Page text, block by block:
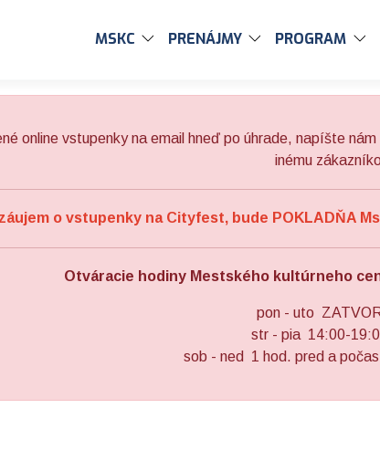
MSKC PRENÁJMY PROGRAM
online vstupenky na email hneď po úhrade, napíšte nám
inému
o vstupenky na Cityfest, bude POKLADŇA
Otváracie hodiny Mestského kultúrneho
pon - uto
str - pia 14:00-
sob - ned 1 hod. pred a